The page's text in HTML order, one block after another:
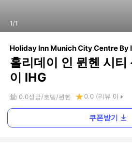
1/1
Holiday Inn Munich City Centre By
홀리데이 인 뮌헨 시티
이 IHG
0.0성급 호텔 뮌헨 0.0 (리뷰 0)
쿠폰받기